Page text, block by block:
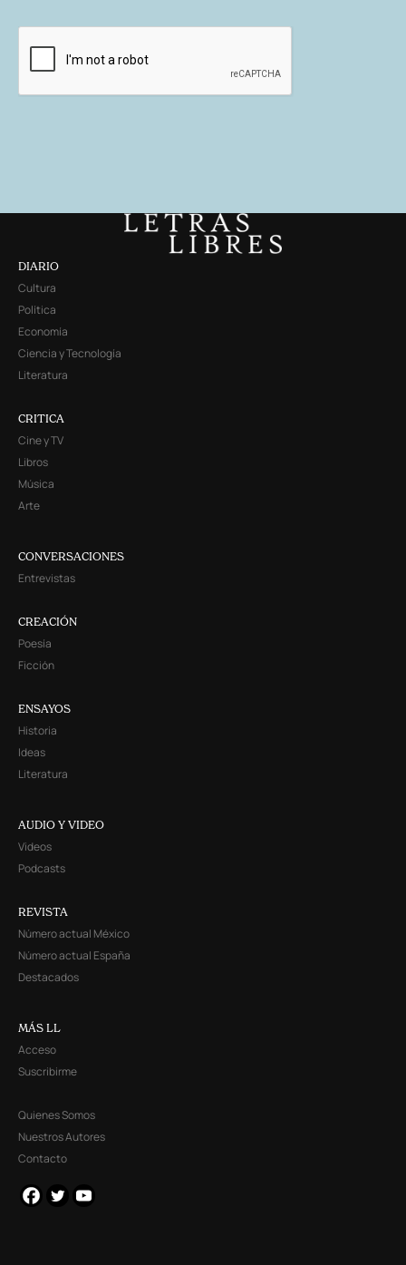
DIARIO
Cultura
Política
Economía
Ciencia y Tecnología
Literatura
CRITICA
Cine y TV
Libros
Música
Arte
CONVERSACIONES
Entrevistas
CREACIÓN
Poesía
Ficción
ENSAYOS
Historia
Ideas
Literatura
AUDIO Y VIDEO
Videos
Podcasts
REVISTA
Número actual México
Número actual España
Destacados
MÁS LL
Acceso
Suscribirme
Quienes Somos
Nuestros Autores
Contacto